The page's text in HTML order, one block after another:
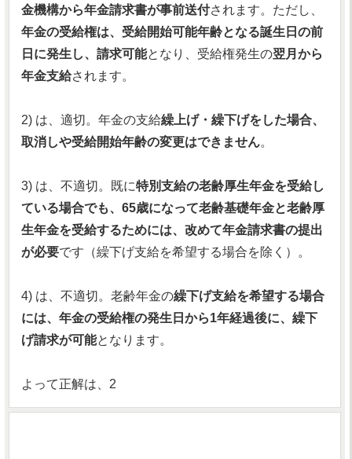
金機構から年金請求書が事前送付されます。ただし、
年金の受給権は、受給開始可能年齢となる誕生日の前
日に発生し、請求可能となり、受給権発生の翌月から
年金支給されます。
2) は、適切。年金の支給繰上げ・繰下げをした場合、
取消しや受給開始年齢の変更はできません。
3) は、不適切。既に特別支給の老齢厚生年金を受給し
ている場合でも、65歳になって老齢基礎年金と老齢厚
生年金を受給するためには、改めて年金請求書の提出
が必要です（繰下げ支給を希望する場合を除く）。
4) は、不適切。老齢年金の繰下げ支給を希望する場合
には、年金の受給権の発生日から1年経過後に、繰下
げ請求が可能となります。
よって正解は、2